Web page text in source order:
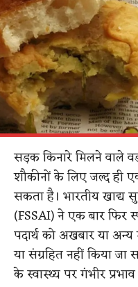
सड़क किनारे मिलने वाले
शौकीनों के लिए जल्द ही
सकता है। भारतीय खाद्य
(FSSAI) ने एक बार फिर
पदार्थ को अखबार या
या संग्रहित नहीं किया
के स्वास्थ्य पर गंभीर